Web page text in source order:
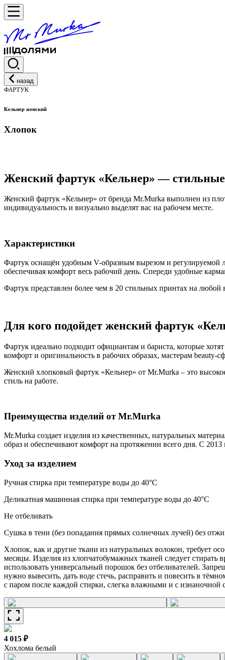
назад
ФАРТУК
Кельнер женский
Хлопок
Женский фартук «Кельнер» — стильные
Женский фартук «Кельнер» от бренда Mr.Murka выполнен из
индивидуальность и визуально выделят вас на рабочем месте.
Характеристики
Фартук оснащён удобным V-образным вырезом и регулируемой
обеспечивая комфорт весь рабочий день. Спереди удобные
Фартук представлен более чем в 20 стильных принтах на
Для кого подойдет женский фартук
Фартук идеально подходит официантам и бариста, которые
комфорт и оригинальность в рабочих образах, мастерам
Женский хлопковый фартук «Кельнер» от Mr.Murka – это
стиль на работе.
Преимущества изделий от Mr.Murka
Mr.Murka создает изделия из качественных, натуральных
образ и обеспечивают комфорт на протяжении всего дня. С
Уход за изделием
Ручная стирка при температуре воды до 40°C
Деликатная машинная стирка при температуре воды до 40°C
Не отбеливать
Сушка в тени (без попадания прямых солнечных лучей) без
Хлопок, как и другие ткани из натуральных волокон, требует
месяцы. Изделия из хлопчатобумажных тканей следует
использовать универсальный порошок без отбеливателей.
нужно вывесить, дать воде стечь, расправить и повесить в
с паром после каждой стирки, слегка влажными и с изнаночной
4 015 ₽
Хохлома белый